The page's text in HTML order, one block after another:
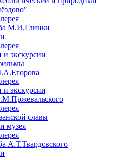
М.И.Глинки
и экскурсии
и экскурсии
славы
музея
А.Т.Твардовского